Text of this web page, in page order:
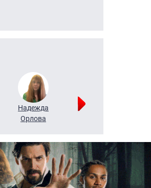
Надежда
Орлова